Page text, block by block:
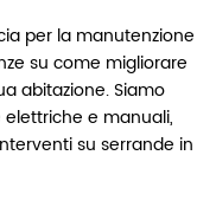
per la manutenzione
su come migliorare
abitazione. Siamo
elettriche e manuali,
su serrande in